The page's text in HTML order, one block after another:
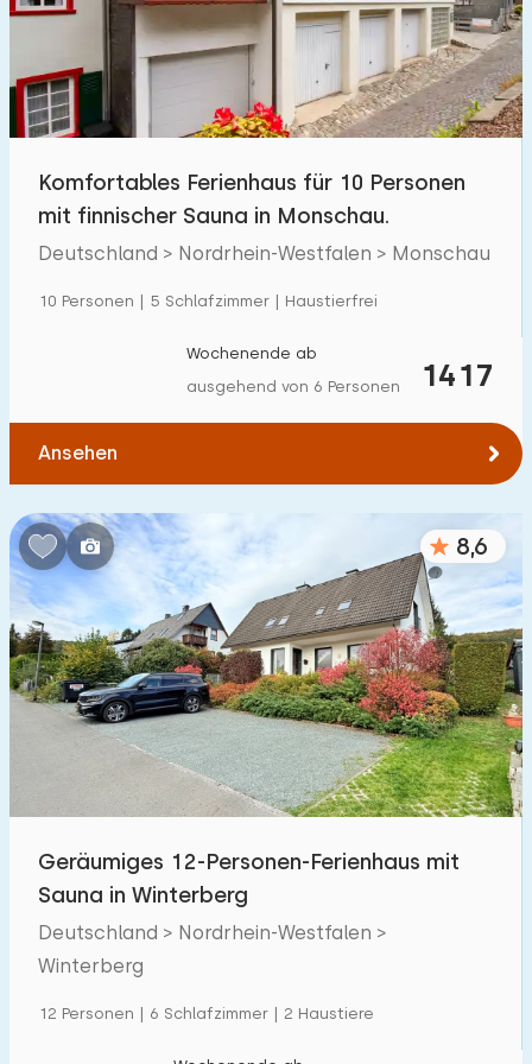
Schwimmbad 0
Eingezäunter Garten 1
Haustierfrei 7
Ladestation Auto
€ 0 — € 1000+
Schlafzimmern:
1 2 3 4 5
Badezimmer:
1 2 3 4 5
Entfernungen
Zum Meer (max. km):
Zum Wald (max. km)
Komfortables Ferienhaus für 10 Personen
mit finnischer Sauna in Monschau.
Deutschland > Nordrhein-Westfalen > Monschau
10 Personen | 5 Schlafzimmer | Haustierfrei
1417
Wochenende ab
ausgehend von 6 Personen
Ansehen
8,6
Geräumiges 12-Personen-Ferienhaus mit
Sauna in Winterberg
Deutschland > Nordrhein-Westfalen >
Winterberg
12 Personen | 6 Schlafzimmer | 2 Haustiere